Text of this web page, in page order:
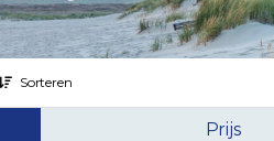
Sorteren
Prijs